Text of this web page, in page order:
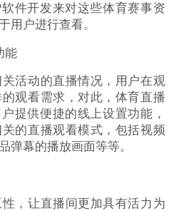
件开发来对这些体育赛事资
用户进行查看。
能
活动的直播情况，用户在观
观看需求，对此，体育直播
提供便捷的线上设置功能，
的直播观看模式，包括视频
弹幕的播放画面等等。
，让直播间更加具有活力为